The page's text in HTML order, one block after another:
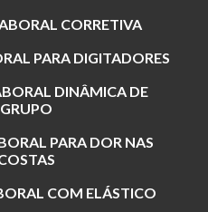
CORRETIVA
PARA DIGITADORES
DINÂMICA DE
GRUPO
PARA DOR NAS
COM ELÁSTICO